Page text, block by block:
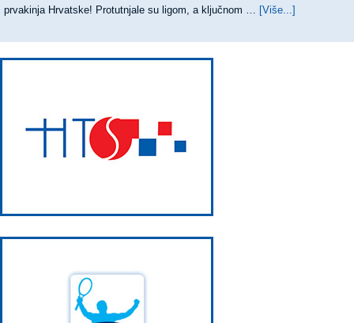
prvakinja Hrvatske! Protutnjale su ligom, a ključnom … [Više...]
UZASTOPNI